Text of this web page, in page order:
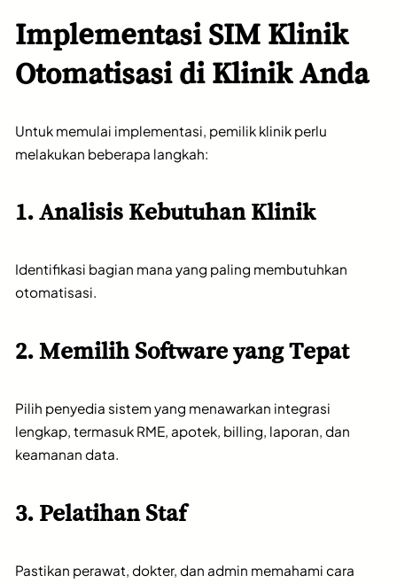
Implementasi SIM Klinik
Otomatisasi di Klinik Anda
Untuk memulai implementasi, pemilik klinik perlu
melakukan beberapa langkah:
1. Analisis Kebutuhan Klinik
Identifikasi bagian mana yang paling membutuhkan
otomatisasi.
2. Memilih Software yang Tepat
Pilih penyedia sistem yang menawarkan integrasi
lengkap, termasuk RME, apotek, billing, laporan, dan
keamanan data.
3. Pelatihan Staf
Pastikan perawat, dokter, dan admin memahami cara